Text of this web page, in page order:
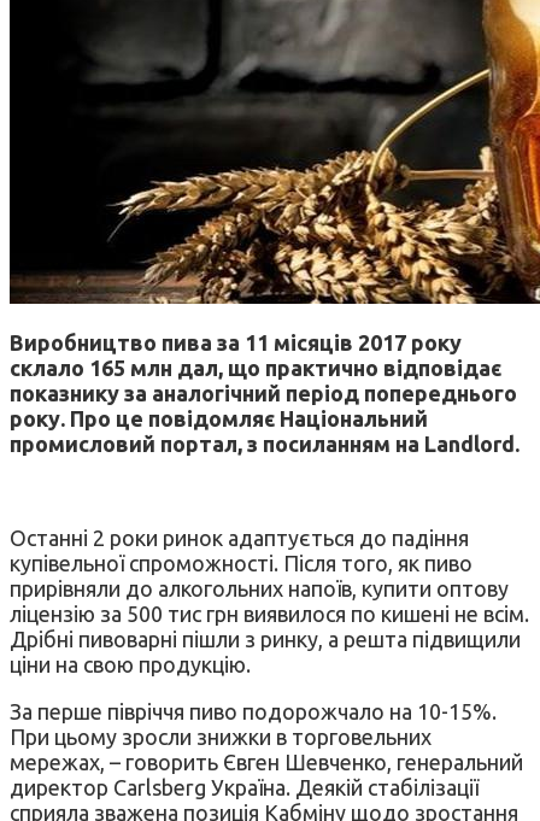
Виробництво пива за 11 місяців 2017 року
склало 165 млн дал, що практично відповідає
показнику за аналогічний період попереднього
року. Про це повідомляє Національний
промисловий портал, з посиланням на Landlord.
Останні 2 роки ринок адаптується до падіння
купівельної спроможності. Після того, як пиво
прирівняли до алкогольних напоїв, купити оптову
ліцензію за 500 тис грн виявилося по кишені не всім.
Дрібні пивоварні пішли з ринку, а решта підвищили
ціни на свою продукцію.
За перше півріччя пиво подорожчало на 10-15%.
При цьому зросли знижки в торговельних
мережах, – говорить Євген Шевченко, генеральний
директор Carlsberg Україна. Деякій стабілізації
сприяла зважена позиція Кабміну щодо зростання